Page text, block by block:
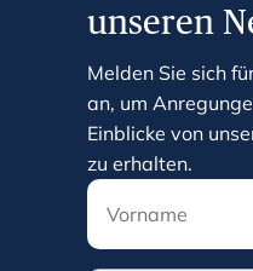
unseren
Melden Sie sich
an, um
Einblicke von
zu erhalten.